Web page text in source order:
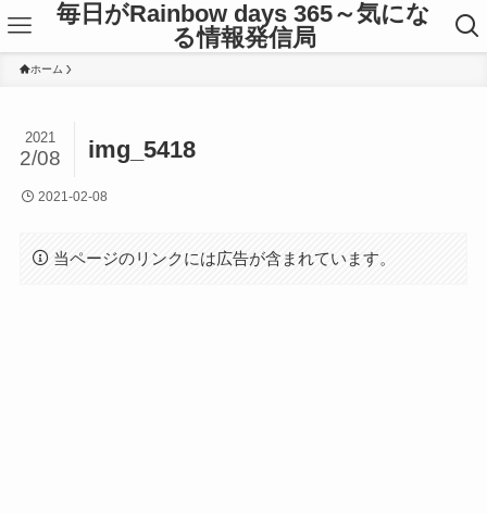
毎日がRainbow days 365～気にな
る情報発信局
ホーム
img_5418
2021
2/08
2021-02-08
当ページのリンクには広告が含まれています。